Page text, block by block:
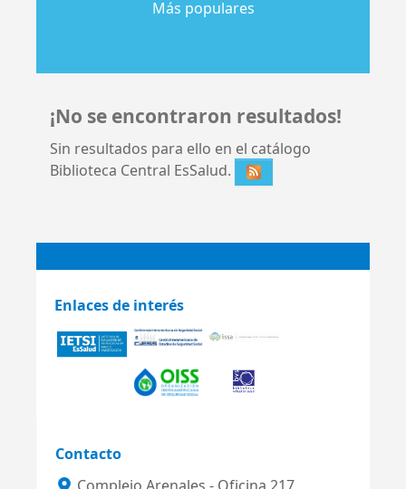
Más populares
¡No se encontraron resultados!
Sin resultados para ello en el catálogo
Biblioteca Central EsSalud.
Enlaces de interés
Contacto